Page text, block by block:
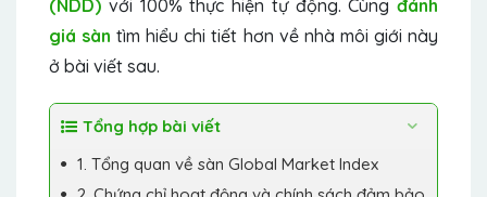
(NDD) với 100% thực hiện tự động. Cùng đánh
giá sàn tìm hiểu chi tiết hơn về nhà môi giới này
ở bài viết sau.
Tổng hợp bài viết
1. Tổng quan về sàn Global Market Index